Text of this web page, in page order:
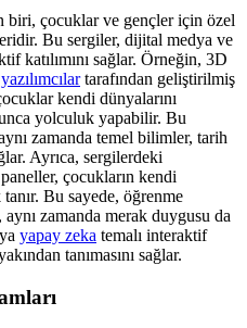
çocuklar ve gençler için özel
Bu sergiler, dijital medya ve
katılımını sağlar. Örneğin, 3D
tarafından geliştirilmiş
kendi dünyalarını
yolculuk yapabilir. Bu
zamanda temel bilimler, tarih
Ayrıca, sergilerdeki
çocukların kendi
tanır. Bu sayede, öğrenme
zamanda merak duygusu da
yapay zeka temalı interaktif
tanımasını sağlar.